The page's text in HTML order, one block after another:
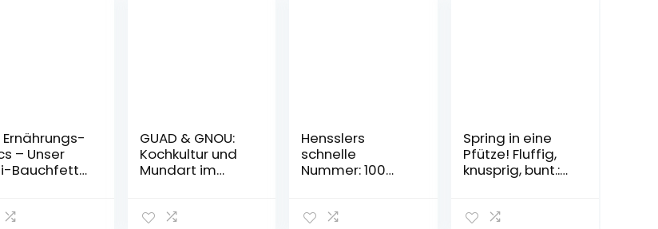
Ernährungs-
– Unser
Bauchfett-
GUAD & GNOU:
Kochkultur und
Mundart im
Gebundene
Hensslers
schnelle
Nummer: 100
Erfolgsformat
Spring in eine
Pfütze! Fluffig,
knusprig, bunt.:
von Viktoria